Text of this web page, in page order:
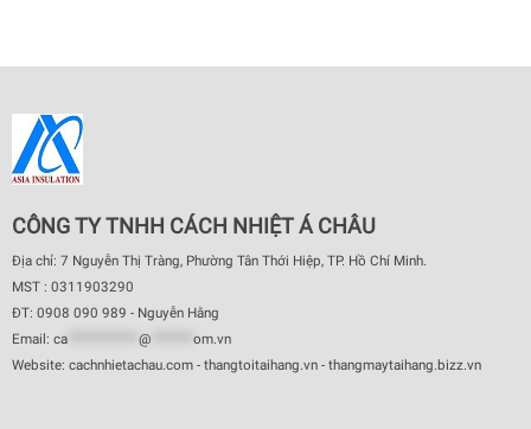
CÔNG TY TNHH CÁCH NHIỆT Á CHÂU
Địa chỉ: 7 Nguyễn Thị Tràng, Phường Tân Thới Hiệp, TP. Hồ Chí Minh.
MST : 0311903290
ĐT: 0908 090 989 - Nguyễn Hằng
Email: ca @
om.vn
Website: cachnhietachau.com - thangtoitaihang.vn - thangmaytaihang.bizz.vn